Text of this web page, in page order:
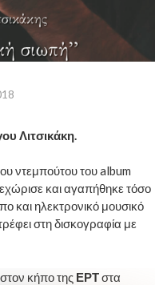
Λιτσικάκη.
ντεμπούτου του album
και αγαπήθηκε τόσο
και ηλεκτρονικό μουσικό
στη δισκογραφία με
κήπο της ΕΡΤστα